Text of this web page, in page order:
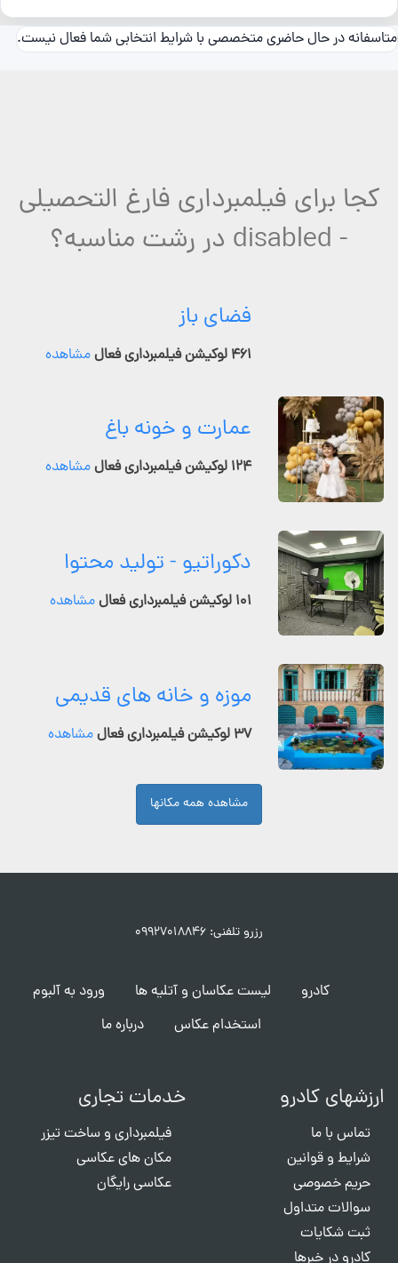
متاسفانه در حال حاضری متخصصی با شرایط انتخابی شما فعال نیست.
کجا برای فیلمبرداری فارغ التحصیلی
- disabled در رشت مناسبه؟
فضای باز
۴۶۱ لوکیشن فیلمبرداری فعال مشاهده
عمارت و خونه باغ
۱۲۴ لوکیشن فیلمبرداری فعال مشاهده
دکوراتیو - تولید محتوا
۱۰۱ لوکیشن فیلمبرداری فعال مشاهده
موزه و خانه های قدیمی
۳۷ لوکیشن فیلمبرداری فعال مشاهده
مشاهده همه مکانها
رزرو تلفنی: ۰۹۹۲۷۰۱۸۸۴۶
کادرو لیست عکاسان و آتلیه ها
ورود به آلبوم
استخدام عکاس
درباره ما
ارزشهای کادرو
تماس با ما
شرایط و قوانین
حریم خصوصی
سوالات متداول
ثبت شکایات
کادرو در خبرها
خدمات تجاری
فیلمبرداری و ساخت تیزر
مکان های عکاسی
عکاسی رایگان